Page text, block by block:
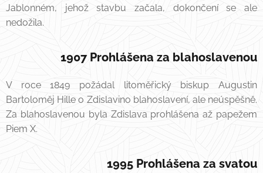
Jablonném, jehož stavbu začala, dokončení se ale
nedožila.
1907 Prohlášena za blahoslavenou
V roce 1849 požádal litoměřický biskup Augustin
Bartoloměj Hille o Zdislavino blahoslavení, ale neúspěšně.
Za blahoslavenou byla Zdislava prohlášena až papežem
Piem X.
1995 Prohlášena za svatou